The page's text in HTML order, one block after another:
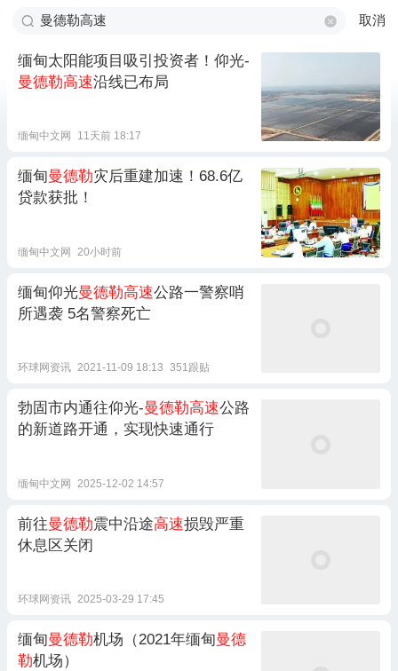
取消
缅甸太阳能项目吸引投资者！仰光-
曼德勒高速沿线已布局
缅甸中文网 11天前 18:17
缅甸曼德勒灾后重建加速！68.6亿
贷款获批！
缅甸中文网 20小时前
缅甸仰光曼德勒高速公路一警察哨
所遇袭 5名警察死亡
环球网资讯 2021-11-09 18:13 351跟贴
勃固市内通往仰光-曼德勒高速公路
的新道路开通，实现快速通行
缅甸中文网 2025-12-02 14:57
前往曼德勒震中沿途高速损毁严重
休息区关闭
环球网资讯 2025-03-29 17:45
缅甸曼德勒机场（2021年缅甸曼德
勒机场）